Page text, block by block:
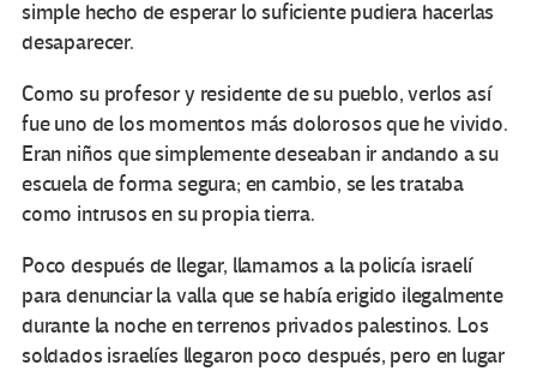
simple hecho de esperar lo suficiente pudiera hacerlas
desaparecer.
Como su profesor y residente de su pueblo, verlos así
fue uno de los momentos más dolorosos que he vivido.
Eran niños que simplemente deseaban ir andando a su
escuela de forma segura; en cambio, se les trataba
como intrusos en su propia tierra.
Poco después de llegar, llamamos a la policía israelí
para denunciar la valla que se había erigido ilegalmente
durante la noche en terrenos privados palestinos. Los
soldados israelíes llegaron poco después, pero en lugar